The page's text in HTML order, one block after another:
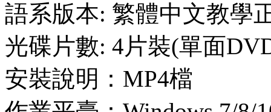
語系版本: 繁體中文教學
光碟片數: 4片裝(單面
安裝說明：MP4檔